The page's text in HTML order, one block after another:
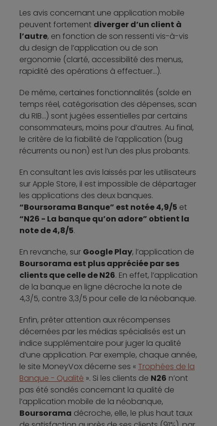
Les avis concernant une application mobile
peuvent fortement diverger d’un client à
l’autre, en fonction de son ressenti vis-à-vis
du design de l’application ou de son
ergonomie (clarté, accessibilité des menus,
rapidité des opérations à effectuer...).
De même, certaines fonctionnalités (solde en
temps réel, catégorisation des dépenses, scan
du RIB...) sont jugées essentielles par certains
consommateurs, moins pour d’autres. Au final,
le critère de la fiabilité de l’application (bug
récurrents ou non) est l’un des plus probants.
En consultant les avis laissés par les utilisateurs
sur Apple Store, il est impossible de départager
les applications des deux banques.
“Boursorama Banque” est notée 4,9/5 et
“N26 - La banque qu’on adore” obtient la
note de 4,8/5.
En revanche, sur Google Play, l’application de
Boursorama est plus appréciée par ses
clients que celle de N26. En effet, l’application
de la banque en ligne décroche la note de
4,3/5, contre 3,3/5 pour celle de la néobanque.
Enfin, prêter attention aux récompenses
décernées par les médias spécialisés est un
indice supplémentaire pour juger la qualité
d’une application. Par exemple, chaque année,
le site MoneyVox décerne ses « Trophées de la
Banque - Qualité ». Si les clients de N26 n’ont
pas été sondés concernant la qualité de
l’application mobile de la néobanque,
Boursorama décroche, elle, le plus haut taux